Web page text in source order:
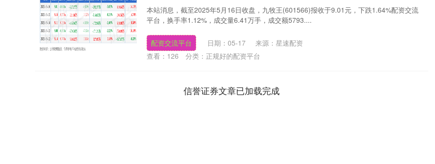
本站消息，截至2025年5月16日收盘，九牧王(601566)报收于9.01元，下跌1.64%配资交流
平台，换手率1.12%，成交量6.41万手，成交额5793....
配资交流平台 日期：05-17
来源：星速配资
查看： 126 分类： 正规好的配资平台
信誉证券文章已加载完成